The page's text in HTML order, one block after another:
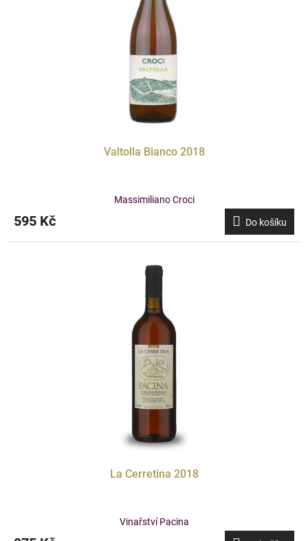
Valtolla Bianco 2018
Massimiliano Croci
595 Kč Do košíku
La Cerretina 2018
Vinařství Pacina